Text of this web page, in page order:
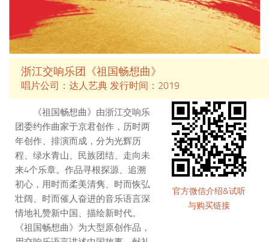
用到得心应手，每一首音乐也顺畅
完整，无可厚非，我的想法是有点
“言者不知”了。
丹麦录音师尼尔森钟情于中国
文化，是天艺的挚友。斯人已故，
心唯惋惜。然“不可得而亲”、“不可
得而贵”，更有《聆听中国-月舞》
和《道德经》留存，足可满足了。
浙江交响乐团《祖国畅想曲》
唱片公司：达人艺典 发行时间：2019
《祖国畅想曲》由浙江交响乐
团委约作曲家于京君创作，历时两
年创作、排演而成，分为光辉历
程、绿水青山、民族团结、走向未
来4个乐章。作品寻根探源、追溯
初心，用时而柔美清隽、时而恢弘
壮阔、时而催人奋进的音乐语言深
情地礼赞新中国、描绘新时代。
《祖国畅想曲》为大型原创作品，
官方微信介绍&试听
与购买链接